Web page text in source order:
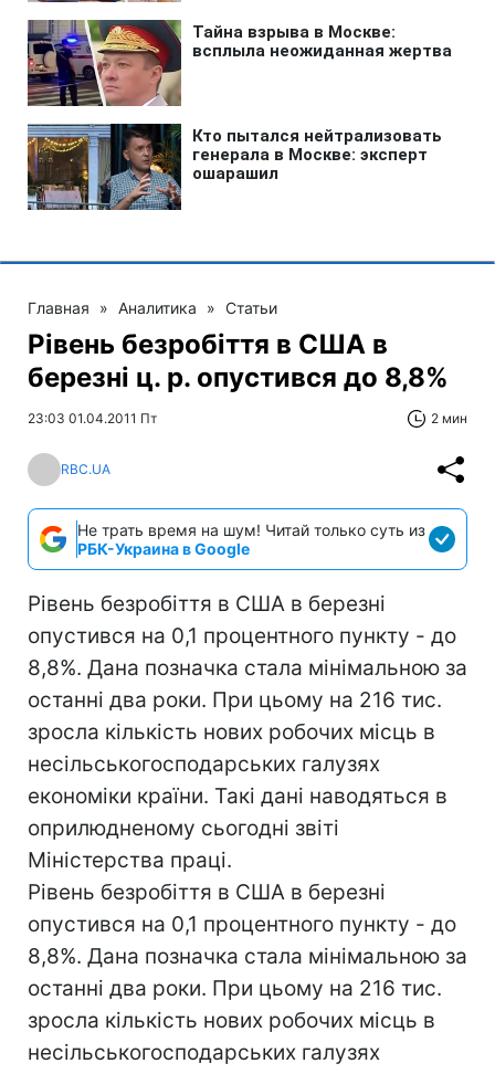
Главная » Аналитика » Статьи
Рівень безробіття в США в
березні ц. р. опустився до 8,8%
23:03 01.04.2011 Пт 2 мин
RBC.UA
Не трать время на шум! Читай только суть из
РБК-Украина в Google
Рівень безробіття в США в березні
опустився на 0,1 процентного пункту - до
8,8%. Дана позначка стала мінімальною за
останні два роки. При цьому на 216 тис.
зросла кількість нових робочих місць в
несільськогосподарських галузях
економіки країни. Такі дані наводяться в
оприлюдненому сьогодні звіті
Міністерства праці.
Рівень безробіття в США в березні
опустився на 0,1 процентного пункту - до
8,8%. Дана позначка стала мінімальною за
останні два роки. При цьому на 216 тис.
зросла кількість нових робочих місць в
несільськогосподарських галузях